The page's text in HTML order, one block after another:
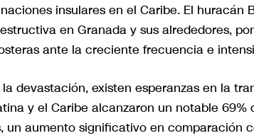
insulares en el Caribe. El
en Granada y sus alrededores,
ante la creciente frecuencia e
devastación, existen esperanzas en la
y el Caribe alcanzaron un notable
un aumento significativo en comparación